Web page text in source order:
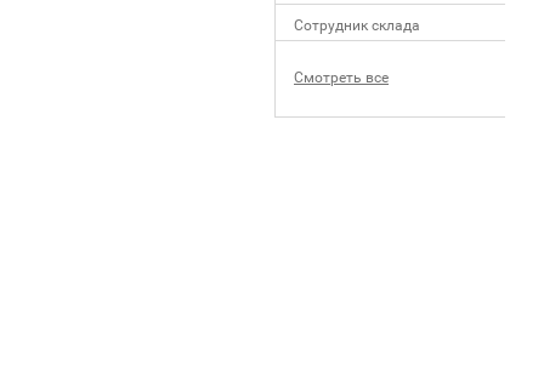
Сотрудник склада
Смотреть все